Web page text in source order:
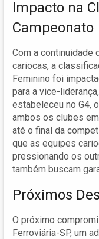
Impacto na
Campeonato
Com a continuidade
cariocas, a
Feminino foi
para a vice-
estabeleceu no G4,
ambos os clubes
até o final da
que as equipes
pressionando os
também buscam
Próximos
O próximo
Ferroviária-SP, um